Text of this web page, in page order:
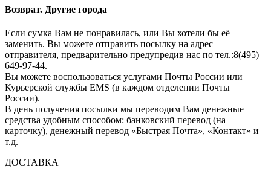
Возврат. Другие города
Если сумка Вам не понравилась, или Вы хотели бы её
заменить. Вы можете отправить посылку на адрес
отправителя, предварительно предупредив нас по тел.:8(495)
649-97-44.
Вы можете воспользоваться услугами Почты России или
Курьерской службы EMS (в каждом отделении Почты
России).
В день получения посылки мы переводим Вам денежные
средства удобным способом: банковский перевод (на
карточку), денежный перевод «Быстрая Почта», «Контакт» и
т.д.
ДОСТАВКА+